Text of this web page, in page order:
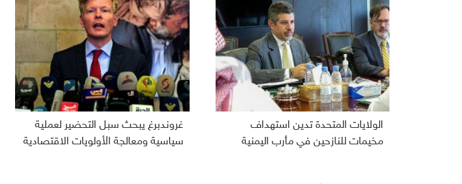
الولايات المتحدة تدين استهداف
مخيمات للنازحين في مأرب اليمنية
غروندبرغ يبحث سبل التحضير لعملية
سياسية ومعالجة الأولويات الاقتصادية